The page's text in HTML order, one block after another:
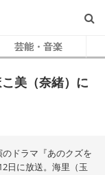
芸能・音楽
美（奈緒）に
ドラマ『あのクズを
日に放送。海里（玉